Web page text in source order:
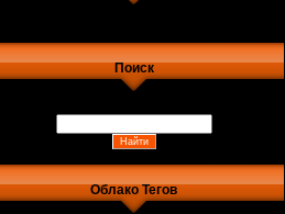
Поиск
Облако Тегов